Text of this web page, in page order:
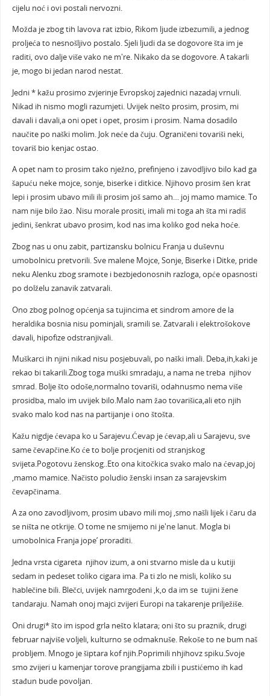
cijelu noć i ovi postali nervozni.
Možda je zbog tih lavova rat izbio, Rikom ljude izbezumili, a jednog
proljeća to nesnošljivo postalo. Sjeli ljudi da se dogovore šta im je
raditi, ovo dalje više vako ne m're. Nikako da se dogovore. A takarli
je, mogo bi jedan narod nestat.
Jedni * kažu prosimo zvjerinje Evropskoj zajednici nazadaj vrnuli.
Nikad ih nismo mogli razumjeti. Uvijek nešto prosim, prosim, mi
davali i davali,a oni opet i opet, prosim i prosim. Nama dosadilo
naučite po naški molim. Jok neće da čuju. Ograničeni tovariši neki,
tovariš bio kenjac ostao.
A opet nam to prosim tako nježno, prefinjeno i zavodljivo bilo kad ga
šapuću neke mojce, sonje, biserke i ditkice. Njihovo prosim šen krat
lepi i prosim ubavo mili ili prosim još samo ah… joj mamo mamice. To
nam nije bilo žao. Nisu morale prositi, imali mi toga ah šta mi radiš
jedini, šenkrat ubavo prosim, kod nas ima koliko god neka hoće.
Zbog nas u onu zabit, partizansku bolnicu Franja u duševnu
umobolnicu pretvorili. Sve malene Mojce, Sonje, Biserke i Ditke, pride
neku Alenku zbog sramote i bezbjedonosnih razloga, opće opasnosti
po dolželu zanavik zatvarali.
Ono zbog polnog općenja sa tujincima et sindrom amore de la
heraldika bosnia nisu pominjali, sramili se. Zatvarali i elektrošokove
davali, hipofize odstranjivali.
Muškarci ih njini nikad nisu posjebuvali, po naški imali. Deba,ih,kaki je
rekao bi takarili.Zbog toga muški smradaju, a nama ne treba njihov
smrad. Bolje što odoše,normalno tovariši, odahnusmo nema više
prosidba, malo im uvijek bilo.Malo nam žao tovarišica,ali eto njih
svako malo kod nas na partijanje i ono štošta.
Kažu nigdje ćevapa ko u Sarajevu.Ćevap je ćevap,ali u Sarajevu, sve
same čevapčine.Ko će to bolje procjeniti od stranjskog
svijeta.Pogotovu ženskog..Eto ona kitočkica svako malo na ćevap,joj
,mamo mamice. Načisto poludio ženski insan za sarajevskim
čevapčinama.
A za ono zavodljivom, prosim ubavo mili moj ,smo našli lijek i čaru da
se ništa ne otkrije. O tome ne smijemo ni je'ne lanut. Mogla bi
umobolnica Franja jope’ proraditi.
Jedna vrsta cigareta njihov izum, a oni stvarno misle da u kutiji
sedam in pedeset toliko cigara ima. Pa ti zlo ne misli, koliko su
hablečine bili. Blečci, uvijek namrgođeni ,k,o da im se tujini žene
tandaraju. Namah onoj majci zvijeri Europi na takarenje prilježiše.
Oni drugi* što im ispod grla nešto klatara; oni što su praznik, drugi
februar najviše voljeli, kulturno se odmaknuše. Rekoše to ne bum naš
probljem. Mnogo je šiptara kof njih.Poprimili nhjihovz spiku.Svoje
smo zvijeri u kamenjar torove prangijama zbili i pustićemo ih kad
stađun bude povoljan.